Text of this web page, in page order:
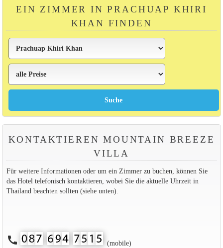
EIN ZIMMER IN PRACHUAP KHIRI
KHAN FINDEN
KONTAKTIEREN MOUNTAIN BREEZE
VILLA
Für weitere Informationen oder um ein Zimmer zu buchen, können Sie
das Hotel telefonisch kontaktieren, wobei Sie die aktuelle Uhrzeit in
Thailand beachten sollten (siehe unten).
call
(mobile)